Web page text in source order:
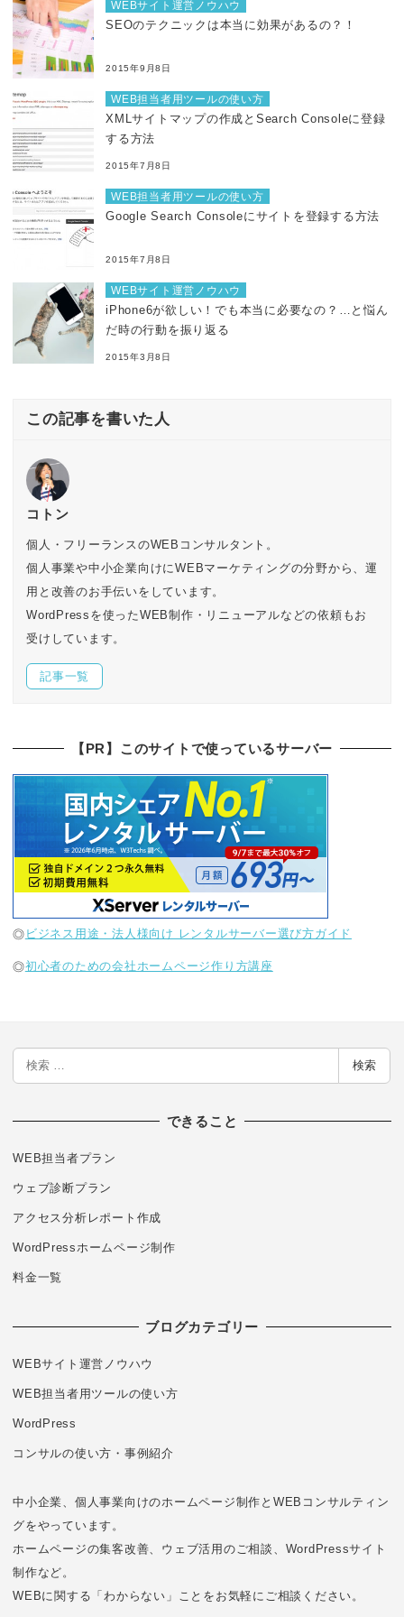
WEBサイト運営ノウハウ
SEOのテクニックは本当に効果があるの？！
2015年9月8日
WEB担当者用ツールの使い方
XMLサイトマップの作成とSearch Consoleに登録
する方法
2015年7月8日
WEB担当者用ツールの使い方
Google Search Consoleにサイトを登録する方法
2015年7月8日
WEBサイト運営ノウハウ
iPhone6が欲しい！でも本当に必要なの？…と悩ん
だ時の行動を振り返る
2015年3月8日
この記事を書いた人
コトン
個人・フリーランスのWEBコンサルタント。
個人事業や中小企業向けにWEBマーケティングの分野から、運
用と改善のお手伝いをしています。
WordPressを使ったWEB制作・リニューアルなどの依頼もお
受けしています。
記事一覧
【PR】このサイトで使っているサーバー
◎ ビジネス用途・法人様向け レンタルサーバー選び方ガイド
◎初心者のための会社ホームページ作り方講座
索
検索
できること
WEB担当者プラン
ウェブ診断プラン
アクセス分析レポート作成
WordPressホームページ制作
料金一覧
ブログカテゴリー
WEBサイト運営ノウハウ
WEB担当者用ツールの使い方
WordPress
コンサルの使い方・事例紹介
中小企業、個人事業向けのホームページ制作とWEBコンサルティン
グをやっています。
ホームページの集客改善、ウェブ活用のご相談、WordPressサイト
制作など。
WEBに関する「わからない」ことをお気軽にご相談ください。